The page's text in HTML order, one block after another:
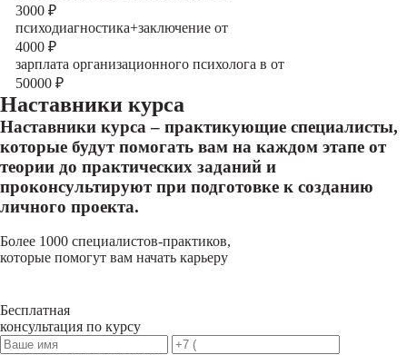
3000 ₽
психодиагностика+заключение от
4000 ₽
зарплата организационного психолога в от
50000 ₽
Наставники курса
Наставники курса – практикующие специалисты,
которые будут помогать вам на каждом этапе от
теории до практических заданий и
проконсультируют при подготовке к созданию
личного проекта.
Более 1000 специалистов-практиков,
которые помогут вам начать карьеру
Бесплатная
консультация по курсу